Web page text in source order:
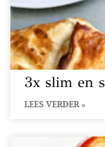
3x slim en
LEES VERDER »